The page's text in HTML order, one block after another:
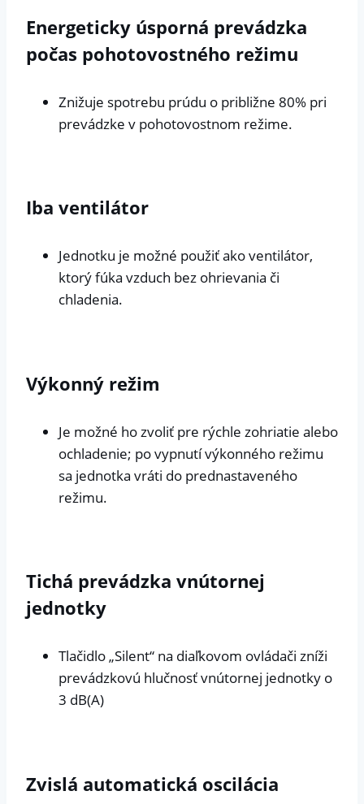
Energeticky úsporná prevádzka
počas pohotovostného režimu
Znižuje spotrebu prúdu o približne 80% pri
prevádzke v pohotovostnom režime.
Iba ventilátor
Jednotku je možné použiť ako ventilátor,
ktorý fúka vzduch bez ohrievania či
chladenia.
Výkonný režim
Je možné ho zvoliť pre rýchle zohriatie alebo
ochladenie; po vypnutí výkonného režimu
sa jednotka vráti do prednastaveného
režimu.
Tichá prevádzka vnútornej
jednotky
Tlačidlo „Silent“ na diaľkovom ovládači zníži
prevádzkovú hlučnosť vnútornej jednotky o
3 dB(A)
Zvislá automatická oscilácia